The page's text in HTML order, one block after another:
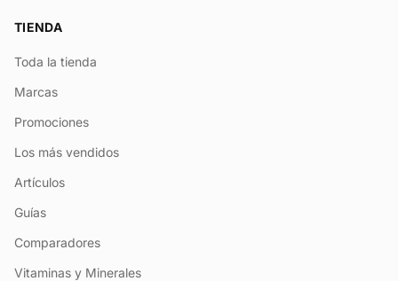
TIENDA
Toda la tienda
Marcas
Promociones
Los más vendidos
Artículos
Guías
Comparadores
Vitaminas y Minerales